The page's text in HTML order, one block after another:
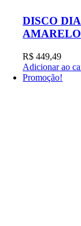
DISCO
R$ 449,49
Adicionar ao
Promoção!